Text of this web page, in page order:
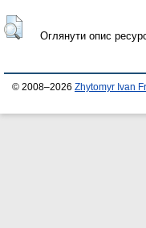
Оглянути опис
© 2008–2026 Zhytomyr Ivan